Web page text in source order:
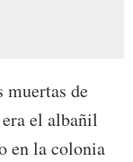
muertas de
el albañil
en la colonia